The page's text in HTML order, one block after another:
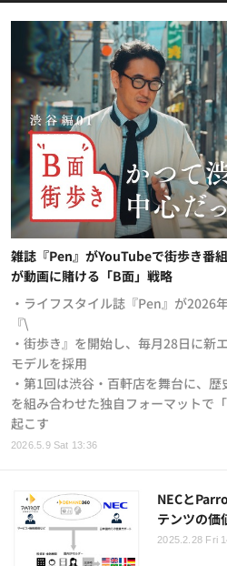
2026.5.9 Sat 13:36
雑誌『Pen』がYouTubeで街歩き番
が動画に賭ける「B面」戦略
・ライフスタイル誌『Pen』が2026
『\
・街歩き』を開始し、毎月28日に新
モデルを採用
・第1回は渋谷・百軒店を舞台に、
を組み合わせた独自フォーマットで
起こす
NECと
テンツの価
2025.2.28 Fri